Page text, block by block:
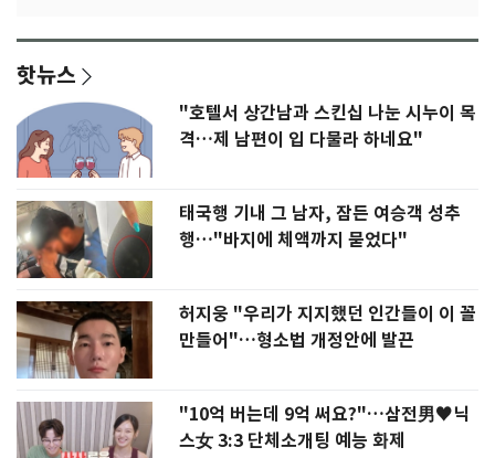
핫뉴스
"호텔서 상간남과 스킨십 나눈 시누이 목
격…제 남편이 입 다물라 하네요"
태국행 기내 그 남자, 잠든 여승객 성추
행…"바지에 체액까지 묻었다"
허지웅 "우리가 지지했던 인간들이 이 꼴
만들어"…형소법 개정안에 발끈
"10억 버는데 9억 써요?"…삼전男♥닉
스女 3:3 단체소개팅 예능 화제